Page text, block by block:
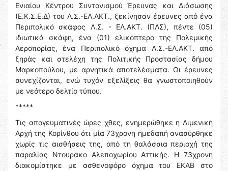
Ενιαίου Κέντρου Συντονισμού Έρευνας και Διάσωσης
(Ε.Κ.Σ.Ε.Δ) του Λ.Σ.-ΕΛ.ΑΚΤ., ξεκίνησαν έρευνες από ένα
Περιπολικό σκάφος Λ.Σ. - ΕΛ.ΑΚΤ. (ΠΛΣ), πέντε (05)
ιδιωτικά σκάφη, ένα (01) ελικόπτερο της Πολεμικής
Αεροπορίας, ένα Περιπολικό όχημα Λ.Σ.-ΕΛ.ΑΚΤ. από
ξηράς και στελέχη της Πολιτικής Προστασίας δήμου
Μαρκοπούλου, με αρνητικά αποτελέσματα. Οι έρευνες
συνεχίζονται, ενώ τυχόν εξελίξεις θα γνωστοποιηθούν
με νεότερο δελτίο τύπου.
*****
Τις απογευματινές ώρες χθες, ενημερώθηκε η Λιμενική
Αρχή της Κορίνθου ότι μία 73χρονη ημεδαπή ανασύρθηκε
χωρίς τις αισθήσεις της, από τη θαλάσσια περιοχή της
παραλίας Ντουράκο Αλεποχωρίου Αττικής. Η 73χρονη
διακομίστηκε με ασθενοφόρο όχημα του ΕΚΑΒ στο